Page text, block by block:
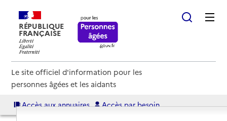
RÉPUBLIQUE
FRANÇAISE
Le site officiel d'information pour les
personnes âgées et les aidants
Accès aux annuaires Accès par besoin